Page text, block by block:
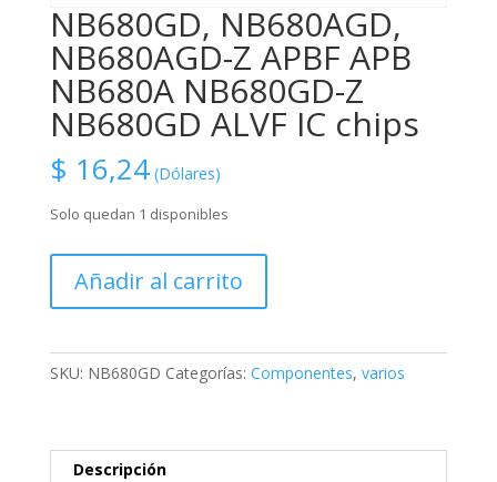
NB680GD, NB680AGD,
NB680AGD-Z APBF APB
NB680A NB680GD-Z
NB680GD ALVF IC chips
$ 16,24 (Dólares)
Solo quedan 1 disponibles
NB680AGD,
APBF
Añadir al carrito
SKU: NB680GD Categorías: Componentes, varios
Descripción